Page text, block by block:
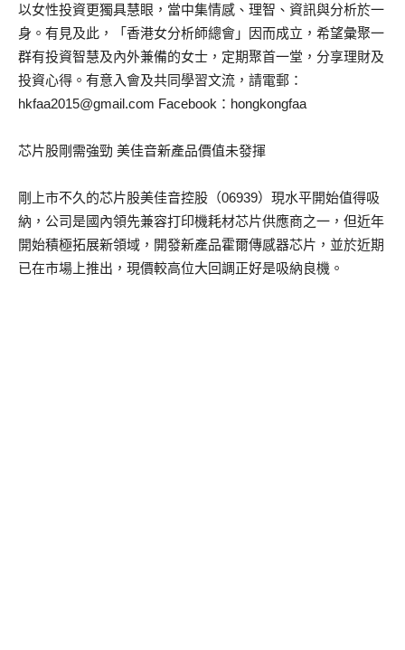
以女性投資更獨具慧眼，當中集情感、理智、資訊與分析於一
身。有見及此，「香港女分析師總會」因而成立，希望彙聚一
群有投資智慧及內外兼備的女士，定期聚首一堂，分享理財及
投資心得。有意入會及共同學習文流，請電郵：
hkfaa2015@gmail.com Facebook：hongkongfaa
芯片股剛需強勁 美佳音新產品價值未發揮
剛上市不久的芯片股美佳音控股（06939）現水平開始值得吸
納，公司是國內領先兼容打印機耗材芯片供應商之一，但近年
開始積極拓展新領域，開發新產品霍爾傳感器芯片，並於近期
已在市場上推出，現價較高位大回調正好是吸納良機。